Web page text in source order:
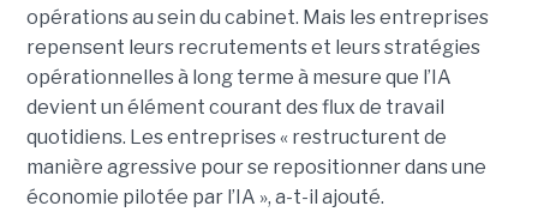
opérations au sein du cabinet. Mais les entreprises
repensent leurs recrutements et leurs stratégies
opérationnelles à long terme à mesure que l’IA
devient un élément courant des flux de travail
quotidiens. Les entreprises « restructurent de
manière agressive pour se repositionner dans une
économie pilotée par l’IA », a-t-il ajouté.